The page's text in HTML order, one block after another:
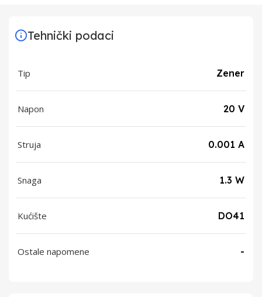
Tehnički podaci
Tip Zener
Napon 20 V
Struja 0.001 A
Snaga 1.3 W
Kućište DO41
Ostale napomene -